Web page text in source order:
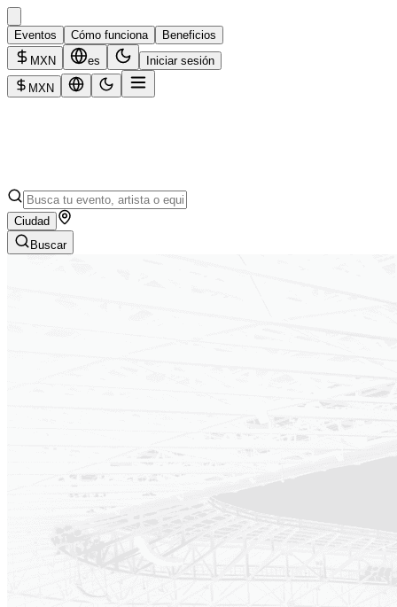
Eventos Cómo funciona
Beneficios
MXN
es Iniciar sesión
MXN
Ciudad
Buscar